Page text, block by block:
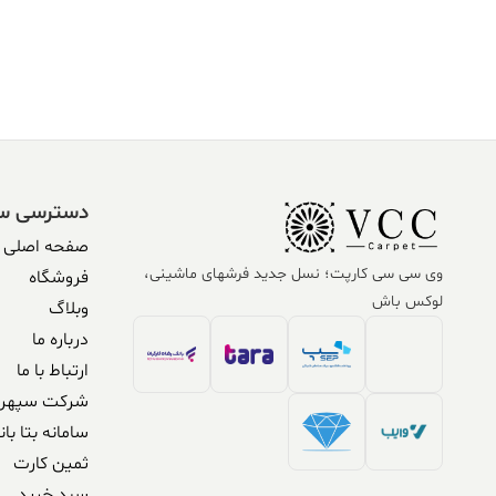
وی سی سی کارپت؛ نسل جدید فرشهای ماشینی،
لوکس باش
دسترسی
صفحه اصلی
فروشگاه
وبلاگ
درباره ما
ارتباط با ما
شرکت
سامانه بتا
ثمین کارت